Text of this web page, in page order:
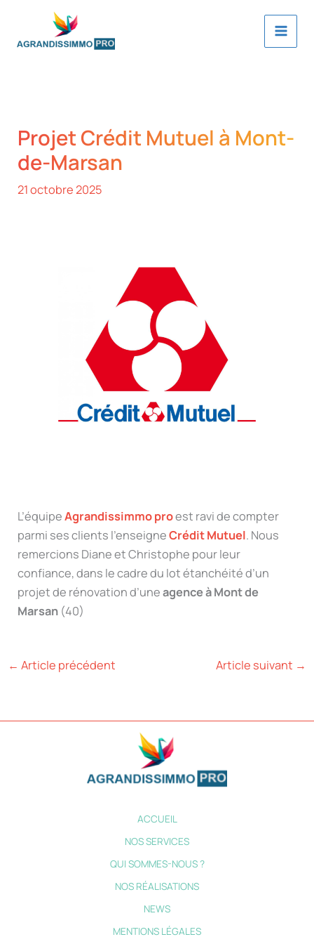
contenu
Projet Crédit Mutuel à Mont-
de-Marsan
21 octobre 2025
L’équipeAgrandissimmo proest ravi de compter
parmi ses clients l’enseigneCrédit Mutuel. Nous
remercions Diane et Christophe pour leur
confiance, dans le cadre du lot étanchéité d’un
projet de rénovation d’uneagence à Mont de
Marsan (40)
← Article précédent Article suivant →
ACCUEIL
NOS SERVICES
QUI SOMMES-NOUS ?
NOS RÉALISATIONS
NEWS
MENTIONS LÉGALES